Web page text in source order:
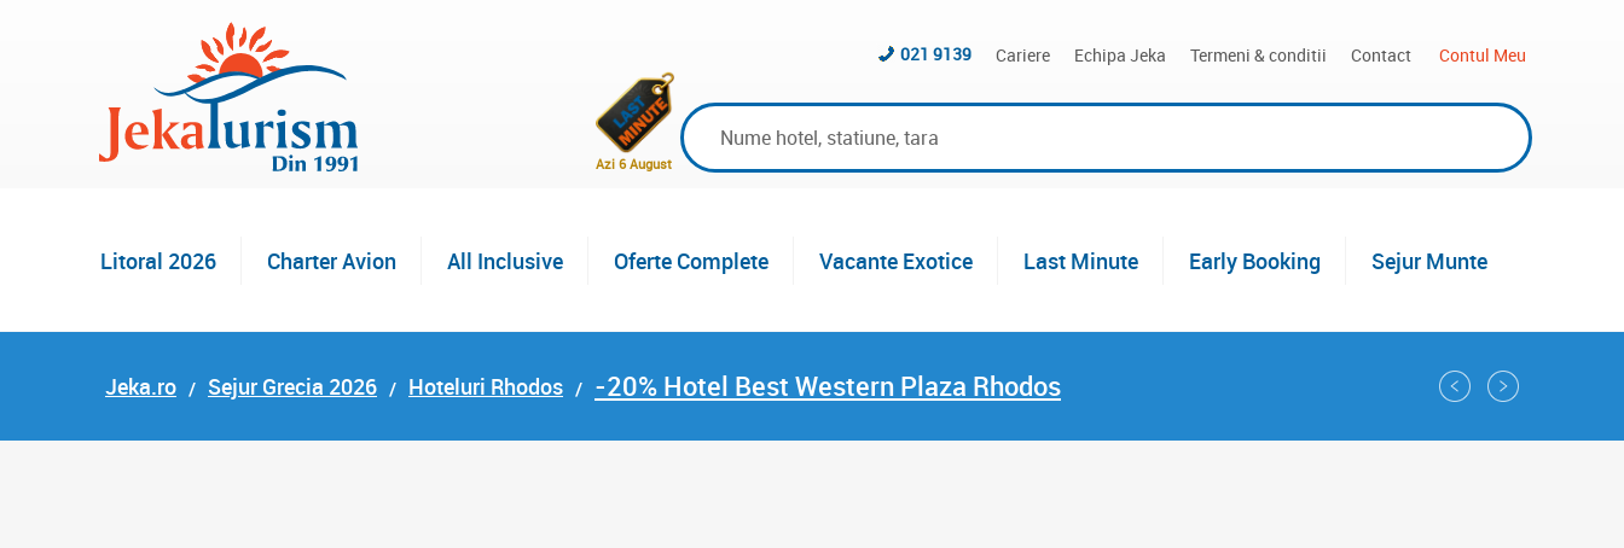
Cariere Echipa Jeka Termeni & conditii Contact Contul Meu
021 9139
Azi 6 August
Litoral 2026 Charter Avion All Inclusive Oferte Complete Vacante Exotice Last Minute Early Booking Sejur Munte
Jeka.ro Sejur Grecia 2026 Hoteluri Rhodos -20% Hotel Best Western Plaza Rhodos